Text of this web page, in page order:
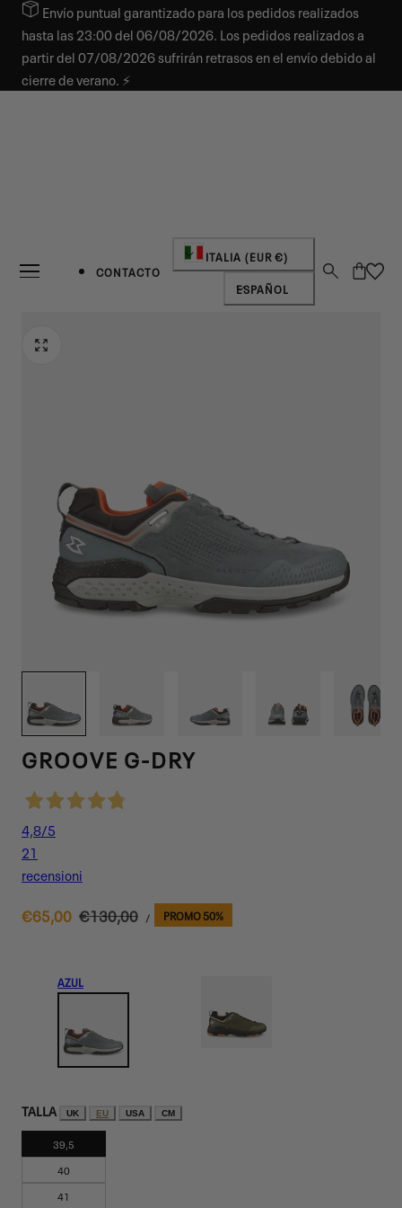
AL CONTENIDOEnvío puntual garantizado para los pedidos realizados
hasta las 23:00 del 06/08/2026. Los pedidos realizados a
partir del 07/08/2026 sufrirán retrasos en el envío debido al
cierre de verano. ⚡
CONTACTO
País/región
ITALIA (EUR €)
Idioma
ESPAÑOL
Carro
GROOVE G-DRY
4,8/5
21
recensioni
Precio
€65,00 Precio
€130,00
PRECIO
UNITARIO
/PORPROMO 50%
AZUL
TALLA UK EU USA CM
39,5
40
41